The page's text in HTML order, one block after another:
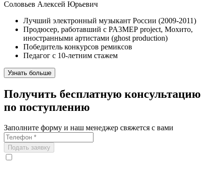
Соловьев Алексей Юрьевич
Лучший электронный музыкант России (2009-2011)
Продюсер, работавший с PA3MЕР project, Мохито,
иностранными артистами (ghost production)
Победитель конкурсов ремиксов
Педагог с 10-летним стажем
Узнать больше
Получить бесплатную консультацию
по поступлению
Заполните форму и наш менеджер свяжется с вами
Подать заявку